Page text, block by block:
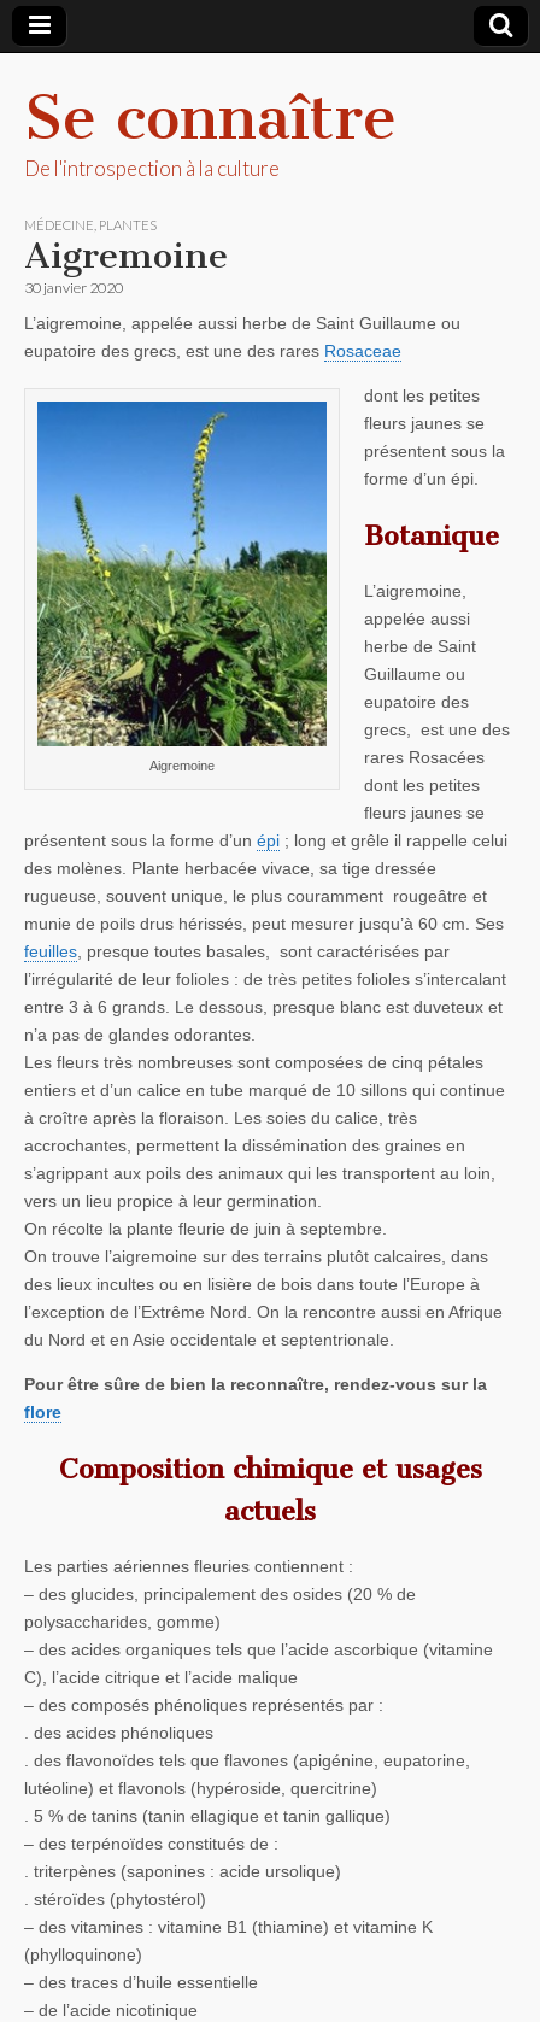
Se connaître
De l'introspection à la culture
MÉDECINE PLANTES
Aigremoine
30 janvier 2020
L’aigremoine, appelée aussi herbe de Saint Guillaume ou
eupatoire des grecs, est une des rares Rosaceae
Aigremoine
dont les petites
fleurs jaunes se
présentent sous la
forme d’un épi.
Botanique
L’aigremoine,
appelée aussi
herbe de Saint
Guillaume ou
eupatoire des
grecs, est une des
rares Rosacées
dont les petites
fleurs jaunes se
présentent sous la forme d’un épi ; long et grêle il rappelle celui
des molènes. Plante herbacée vivace, sa tige dressée
rugueuse, souvent unique, le plus couramment rougeâtre et
munie de poils drus hérissés, peut mesurer jusqu’à 60 cm. Ses
feuilles, presque toutes basales, sont caractérisées par
l’irrégularité de leur folioles : de très petites folioles s’intercalant
entre 3 à 6 grands. Le dessous, presque blanc est duveteux et
n’a pas de glandes odorantes.
Les fleurs très nombreuses sont composées de cinq pétales
entiers et d’un calice en tube marqué de 10 sillons qui continue
à croître après la floraison. Les soies du calice, très
accrochantes, permettent la dissémination des graines en
s’agrippant aux poils des animaux qui les transportent au loin,
vers un lieu propice à leur germination.
On récolte la plante fleurie de juin à septembre.
On trouve l’aigremoine sur des terrains plutôt calcaires, dans
des lieux incultes ou en lisière de bois dans toute l’Europe à
l’exception de l’Extrême Nord. On la rencontre aussi en Afrique
du Nord et en Asie occidentale et septentrionale.
Pour être sûre de bien la reconnaître, rendez-vous sur la
flore
Composition chimique et usages
actuels
Les parties aériennes fleuries contiennent :
– des glucides, principalement des osides (20 % de
polysaccharides, gomme)
– des acides organiques tels que l’acide ascorbique (vitamine
C), l’acide citrique et l’acide malique
– des composés phénoliques représentés par :
. des acides phénoliques
. des flavonoïdes tels que flavones (apigénine, eupatorine,
lutéoline) et flavonols (hypéroside, quercitrine)
. 5 % de tanins (tanin ellagique et tanin gallique)
– des terpénoïdes constitués de :
. triterpènes (saponines : acide ursolique)
. stéroïdes (phytostérol)
– des vitamines : vitamine B1 (thiamine) et vitamine K
(phylloquinone)
– des traces d’huile essentielle
– de l’acide nicotinique